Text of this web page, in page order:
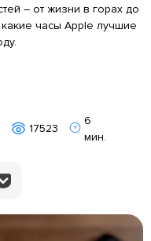
– от жизни в горах до
часы Apple лучшие
17523
6
мин.